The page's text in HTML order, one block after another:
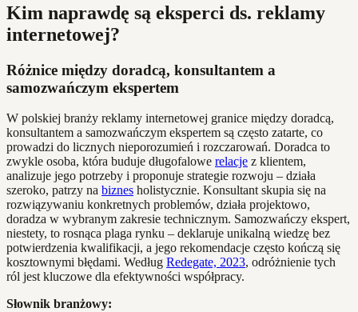
Kim naprawdę są eksperci ds. reklamy
internetowej?
Różnice między doradcą, konsultantem a
samozwańczym ekspertem
W polskiej branży reklamy internetowej granice między doradcą,
konsultantem a samozwańczym ekspertem są często zatarte, co
prowadzi do licznych nieporozumień i rozczarowań. Doradca to
zwykle osoba, która buduje długofalowe relacje z klientem,
analizuje jego potrzeby i proponuje strategie rozwoju – działa
szeroko, patrzy na biznes holistycznie. Konsultant skupia się na
rozwiązywaniu konkretnych problemów, działa projektowo,
doradza w wybranym zakresie technicznym. Samozwańczy ekspert,
niestety, to rosnąca plaga rynku – deklaruje unikalną wiedzę bez
potwierdzenia kwalifikacji, a jego rekomendacje często kończą się
kosztownymi błędami. Według Redegate, 2023, odróżnienie tych
ról jest kluczowe dla efektywności współpracy.
Słownik branżowy: